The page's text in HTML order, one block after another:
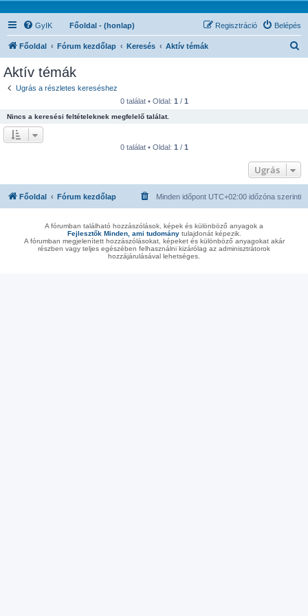
GyIK Főoldal - (honlap) Belépés
Regisztráció
Főoldal Fórum kezdőlap Keresés Aktív témák
Aktív témák
Ugrás a részletes kereséshez
0 találat • Oldal: 1 / 1
Nincs a keresési feltételeknek megfelelő találat.
0 találat • Oldal: 1 / 1
Ugrás
Főoldal Fórum kezdőlap Minden időpont UTC+02:00 időzóna szerinti
A fórumban található hozzászólások, képek és különböző anyagok a
Fejlesztők Minden, ami tudománytulajdonát képezik.
A fórumban megjelenített hozzászólásokat, képeket és különböző anyagokat akár
részben vagy teljes egészében felhasználni kizárólag az adminisztrátorok
hozzájárulásával lehetséges.